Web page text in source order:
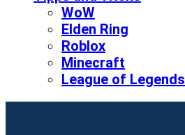
WoW
Elden Ring
Roblox
Minecraft
League of Legends